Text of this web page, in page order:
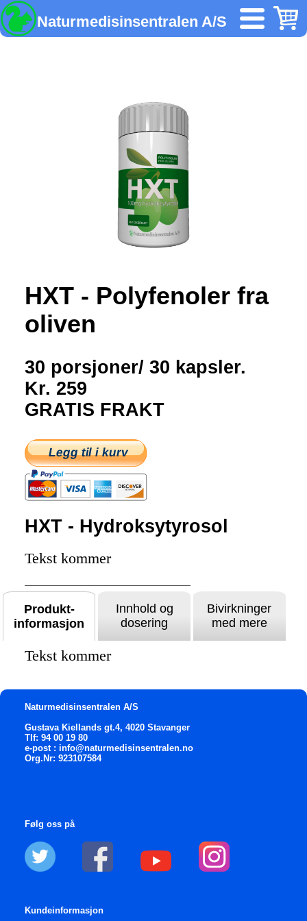
Naturmedisinsentralen A/S
HXT - Polyfenoler fra
oliven
30 porsjoner/ 30 kapsler.
Kr. 259
GRATIS FRAKT
HXT - Hydroksytyrosol
Tekst kommer
Produkt-
informasjon
Innhold og
dosering
Bivirkninger
med mere
Tekst kommer
Naturmedisinsentralen A/S
Gustava Kiellands gt.4, 4020 Stavanger
Tlf: 94 00 19 80
e-post : info@naturmedisinsentralen.no
Org.Nr: 923107584
Følg oss på
Kundeinformasjon